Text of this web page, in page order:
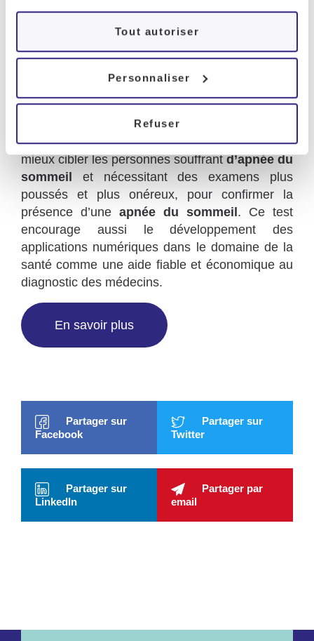
Tout autoriser
Personnaliser
Refuser
d’un examen spécialisé. ». Il est ainsi plus facile
de diagnostiquer les sujets souffrants
genevoise BeFine, une application pour
smartphones a été créée pour faciliter le
dépistage. L’application « Lausanne NoSaS
Le « Lausanne NoSAS score » permettra de
mieux cibler les personnes souffrantd’apnée du
sommeil
et nécessitant desexamens plus
poussés et plus onéreux, pour confirmer la
présence d’une apnée du sommeil . Ce test
encourage aussi le développement des
applications numériques dans le domaine de la
santé comme une aide fiable et économique au
diagnostic des médecins.
En savoir plus
Partager sur
Facebook
Partager sur
Twitter
Partager sur
LinkedIn
Partager par
email